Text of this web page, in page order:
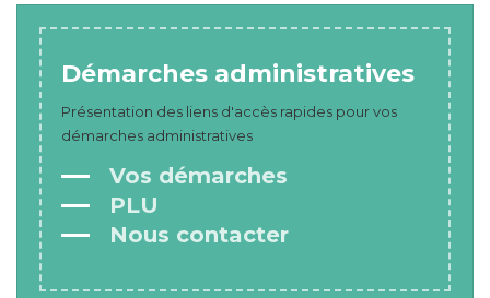
Démarches administratives
Présentation des liens d'accès rapides pour vos
démarches administratives
Vos démarches
PLU
Nous contacter